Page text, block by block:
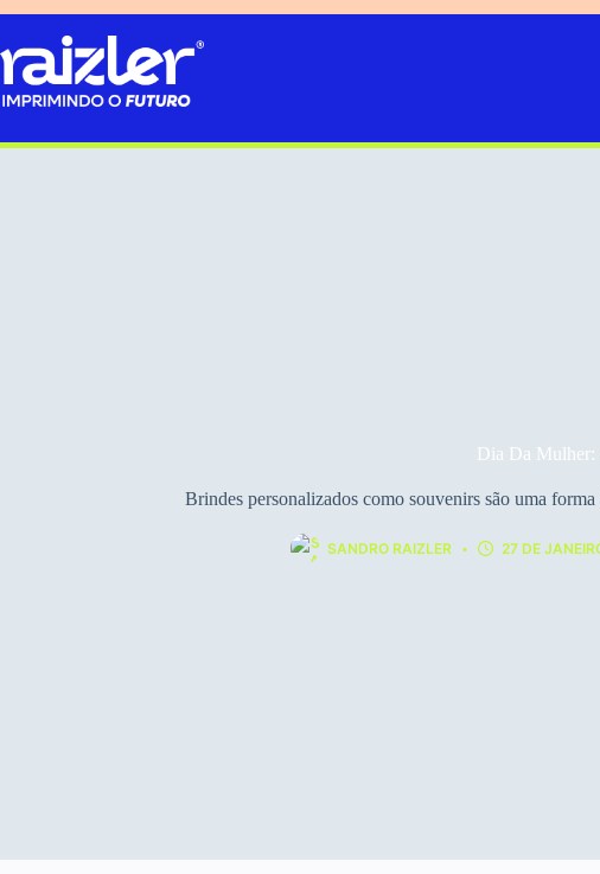
o
conteúdo
Dia Da Mulher:
Brindes personalizados como souvenirs são uma
SANDRO RAIZLER 27 DE